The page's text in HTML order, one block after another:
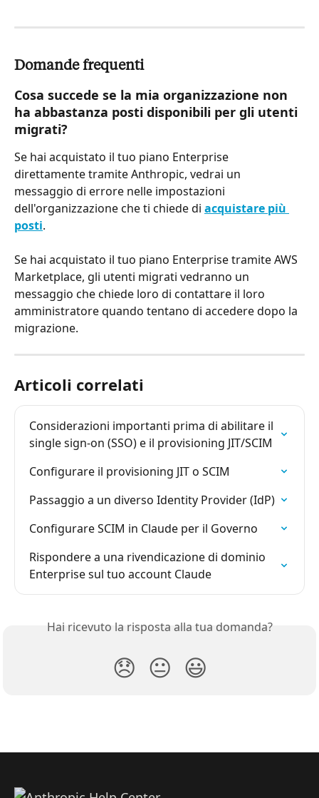
Domande frequenti
Cosa succede se la mia organizzazione non
ha abbastanza posti disponibili per gli utenti
migrati?
Se hai acquistato il tuo piano Enterprise
direttamente tramite Anthropic, vedrai un
messaggio di errore nelle impostazioni
dell'organizzazione che ti chiede di acquistare più
posti.
Se hai acquistato il tuo piano Enterprise tramite AWS
Marketplace, gli utenti migrati vedranno un
messaggio che chiede loro di contattare il loro
amministratore quando tentano di accedere dopo la
migrazione.
Articoli correlati
Considerazioni importanti prima di abilitare il
single sign-on (SSO) e il provisioning JIT/SCIM
Configurare il provisioning JIT o SCIM
Passaggio a un diverso Identity Provider (IdP)
Configurare SCIM in Claude per il Governo
Rispondere a una rivendicazione di dominio
Enterprise sul tuo account Claude
Hai ricevuto la risposta alla tua domanda?
😞 😐 😃